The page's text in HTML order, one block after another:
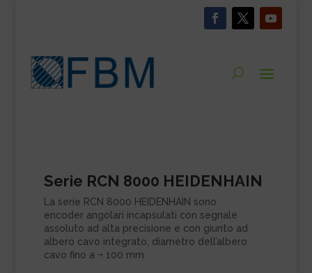
Serie RCN 8000 HEIDENHAIN
La serie RCN 8000 HEIDENHAIN sono
encoder angolari incapsulati con segnale
assoluto ad alta precisione e con giunto ad
albero cavo integrato, diametro dell’albero
cavo fino a ¬ 100 mm